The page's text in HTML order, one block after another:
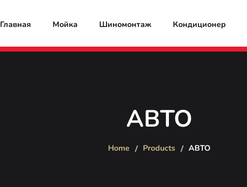
Главная Мойка Шиномонтаж Кондиционер
АВТО
Home Products АВТО